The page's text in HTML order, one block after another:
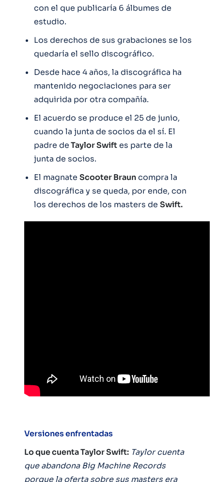
con el que publicaría 6 álbumes de
estudio.
Los derechos de sus grabaciones se los
quedaría el sello discográfico.
Desde hace 4 años, la discográfica ha
mantenido negociaciones para ser
adquirida por otra compañía.
El acuerdo se produce el 25 de junio,
cuando la junta de socios da el sí. El
padre deTaylor Swiftes parte de la
junta de socios.
El magnate Scooter Brauncompra la
discográfica y se queda, por ende, con
los derechos de los masters de Swift.
Versiones enfrentadas
Lo que cuenta Taylor Swift: Taylor cuenta
que abandona Big Machine Records
porque la oferta sobre sus masters era